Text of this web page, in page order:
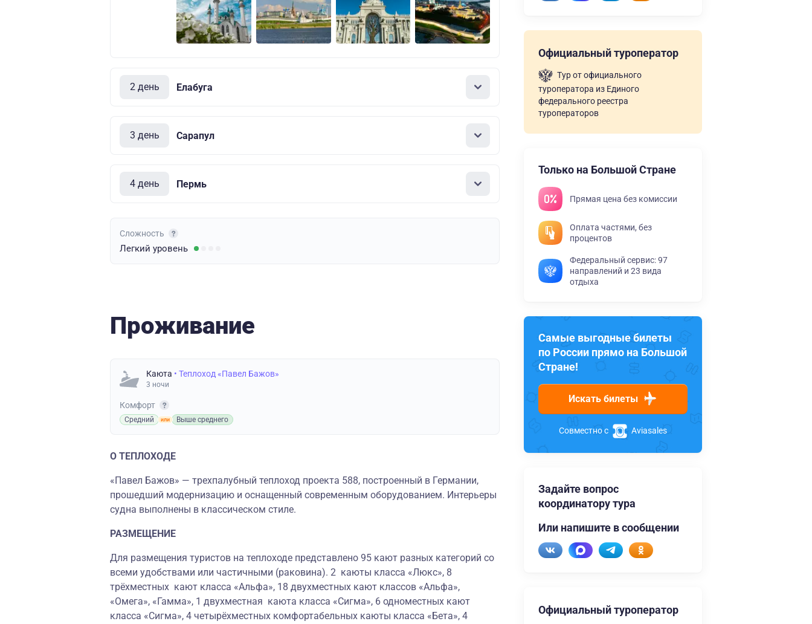
2 день Елабуга
3 день Сарапул
4 день Пермь
Сложность
Легкий уровень
Проживание
Каюта • Теплоход «Павел Бажов»
3 ночи
Комфорт
Средний Выше среднего
О ТЕПЛОХОДЕ
«Павел Бажов» — трехпалубный теплоход проекта 588, построенный в Германии,
прошедший модернизацию и оснащенный современным оборудованием. Интерьеры
судна выполнены в классическом стиле.
РАЗМЕЩЕНИЕ
Для размещения туристов на теплоходе представлено 95 кают разных категорий со
всеми удобствами или частичными (раковина). 2 каюты класса «Люкс», 8
трёхместных кают класса «Альфа», 18 двухместных кают классов «Альфа»,
«Омега», «Гамма», 1 двухместная каюта класса «Сигма», 6 одноместных кают
класса «Сигма», 4 четырёхместных комфортабельных каюты класса «Бета», 4
Официальный туроператор
Тур от официального
туроператора из Единого
федерального реестра
туроператоров
Только на Большой Стране
Прямая цена без комиссии
Оплата частями, без
процентов
Федеральный сервис: 97
направлений и 23 вида
отдыха
Самые выгодные билеты
по России прямо на Большой
Стране!
Искать билеты
Совместно с Aviasales
Задайте вопрос
координатору тура
Или напишите в сообщении
Официальный туроператор